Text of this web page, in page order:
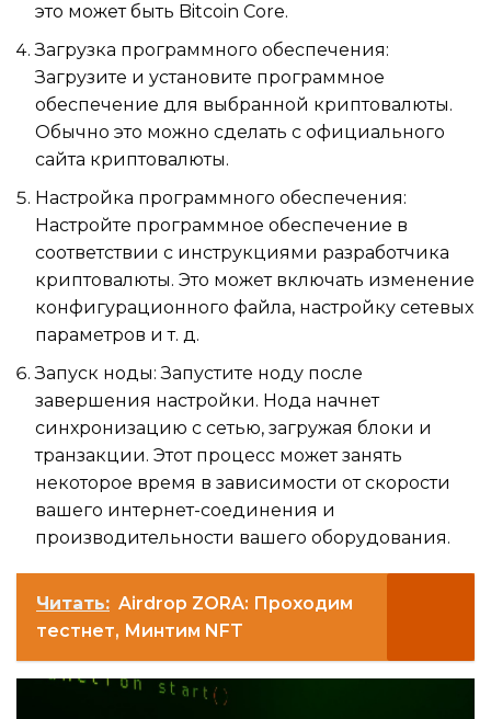
это может быть Bitcoin Core.
Загрузка программного обеспечения:
Загрузите и установите программное
обеспечение для выбранной криптовалюты.
Обычно это можно сделать с официального
сайта криптовалюты.
Настройка программного обеспечения:
Настройте программное обеспечение в
соответствии с инструкциями разработчика
криптовалюты. Это может включать изменение
конфигурационного файла, настройку сетевых
параметров и т. д.
Запуск ноды: Запустите ноду после
завершения настройки. Нода начнет
синхронизацию с сетью, загружая блоки и
транзакции. Этот процесс может занять
некоторое время в зависимости от скорости
вашего интернет-соединения и
производительности вашего оборудования.
Читать: Airdrop ZORA: Проходим
тестнет, Минтим NFT